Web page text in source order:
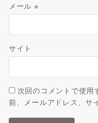
メール ※
サイト
次回のコメントで使用
前、メールアドレス、サ